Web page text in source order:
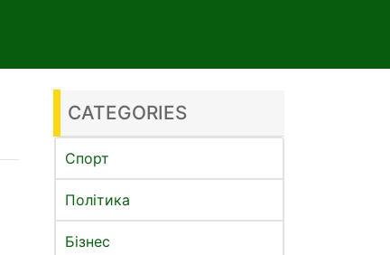
CATEGORIES
Спорт
Політика
Бізнес